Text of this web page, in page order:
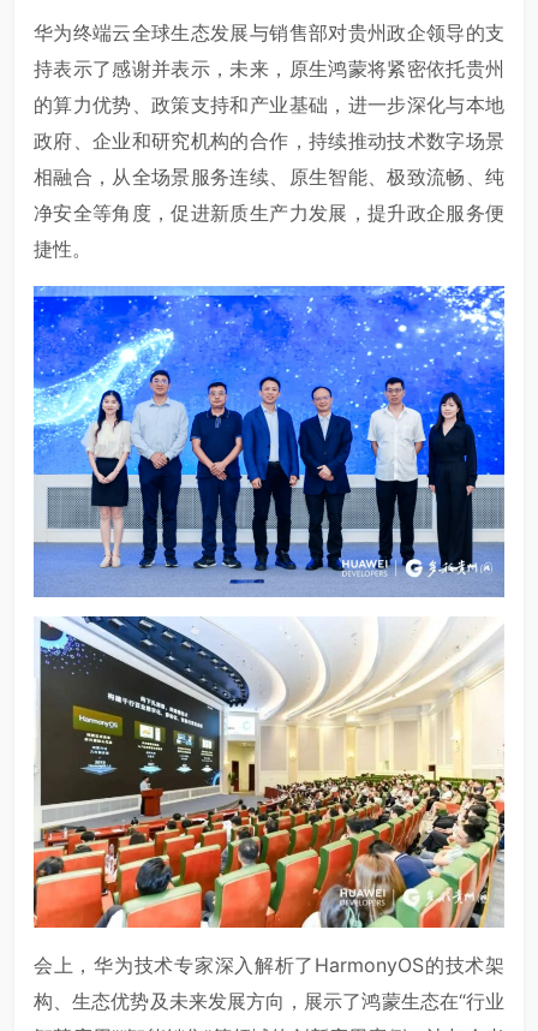
华为终端云全球生态发展与销售部对贵州政企领导的支
持表示了感谢并表示，未来，原生鸿蒙将紧密依托贵州
的算力优势、政策支持和产业基础，进一步深化与本地
政府、企业和研究机构的合作，持续推动技术数字场景
相融合，从全场景服务连续、原生智能、极致流畅、纯
净安全等角度，促进新质生产力发展，提升政企服务便
捷性。
会上，华为技术专家深入解析了HarmonyOS的技术架
构、生态优势及未来发展方向，展示了鸿蒙生态在“行业